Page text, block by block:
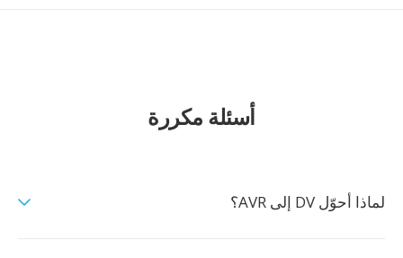
أسئلة مكررة
لماذا أحوّل DV إلى AVR؟